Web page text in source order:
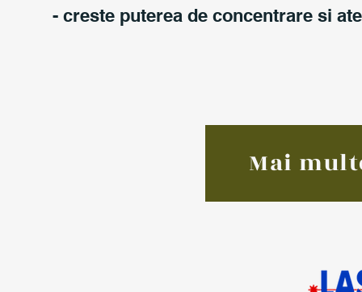
- creste puterea de concentrare si
Mai